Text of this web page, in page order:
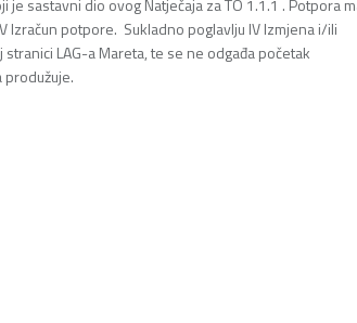
sastavni dio ovog Natječaja za TO 1.1.1 . Potpora
potpore. Sukladno poglavlju IV Izmjena i/ili
LAG-a Mareta, te se ne odgađa početak